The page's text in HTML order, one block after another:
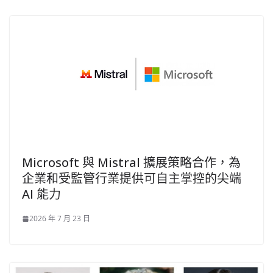
Microsoft 與 Mistral 擴展策略合作，為
企業和受監管行業提供可自主掌控的尖端
AI 能力
2026 年 7 月 23 日